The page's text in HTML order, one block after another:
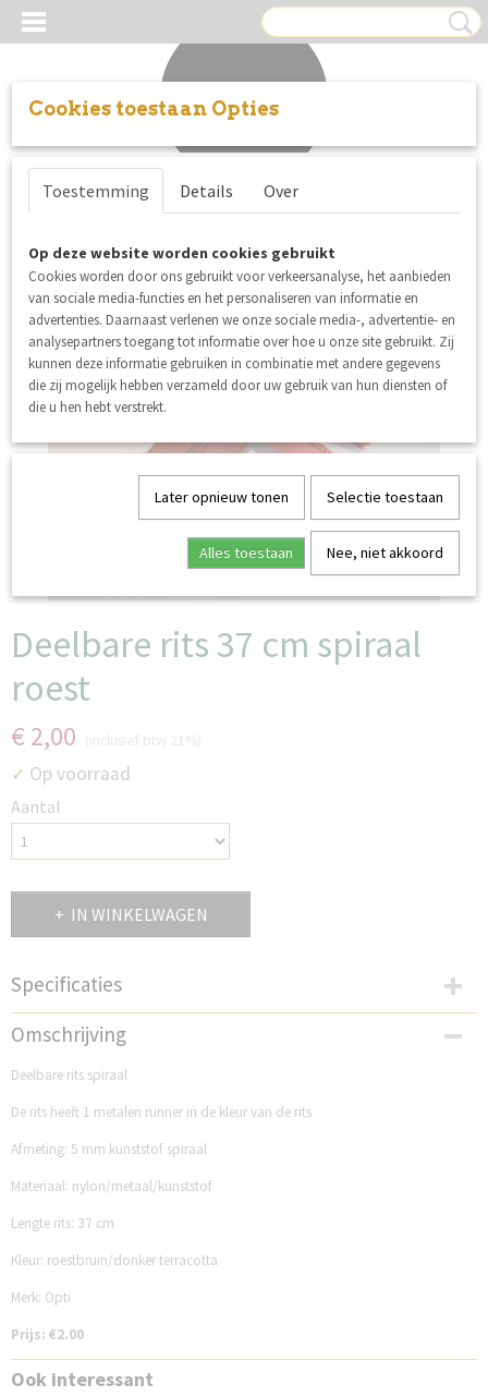
Inloggen Registreren
Deelbare rits 37 cm spiraal
roest
€ 2,00
✓ Op voorraad
Aantal
IN WINKELWAGEN
Specificaties
Productcode
DB37DST
Omschrijving
Deelbare rits spiraal
De rits heeft 1 metalen runner in de kleur van de rits
Afmeting: 5 mm kunststof spiraal
Materiaal: nylon/metaal/kunststof
Lengte rits: 37 cm
Kleur: roestbruin/donker terracotta
Merk: Opti
Prijs: €2.00
Ook interessant
Cookies toestaan Opties
Toestemming Details Over
Op deze website worden cookies gebruikt
Cookies worden door ons gebruikt voor verkeersanalyse, het aanbieden
van sociale media-functies en het personaliseren van informatie en
advertenties. Daarnaast verlenen we onze sociale media-, advertentie- en
analysepartners toegang tot informatie over hoe u onze site gebruikt. Zij
kunnen deze informatie gebruiken in combinatie met andere gegevens
die zij mogelijk hebben verzameld door uw gebruik van hun diensten of
die u hen hebt verstrekt.
Later opnieuw tonen Selectie toestaan
Alles toestaan Nee, niet akkoord